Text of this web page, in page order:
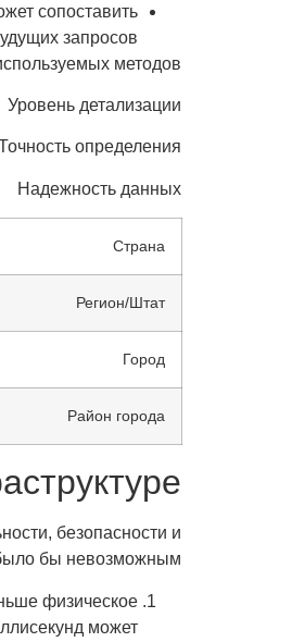
сопоставить
запросов.
методов:
Уровень детализации
определения
Надежность данных
Страна
Регион/Штат
Город
Район города
безопасности и
бы невозможным.
физическое
может